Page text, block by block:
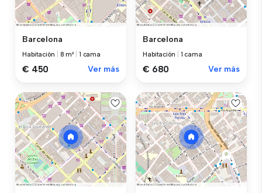
Barcelona
Habitación 8 m² 1 cama
€ 450 Ver más
Barcelona
Habitación 1 cama
€ 680 Ver más